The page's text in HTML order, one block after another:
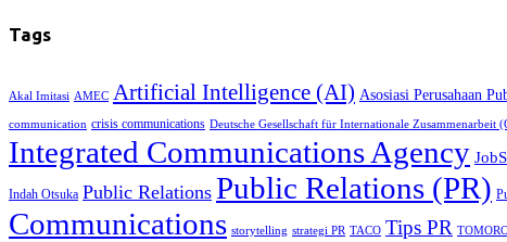
Tags
Akal Imitasi AMEC Artificial Intelligence (AI) Asosiasi Perusahaan
communication crisis communications Deutsche Gesellschaft für Internationale Zusammenarbeit
Integrated Communications Agency
Indah Otsuka Public Relations Public Relations (PR)
Communications storytelling strategi PR TACO Tips PR